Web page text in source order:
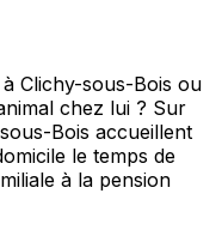
Clichy-sous-Bois ou
chez lui ? Sur
Bois accueillent
le temps de
à la pension